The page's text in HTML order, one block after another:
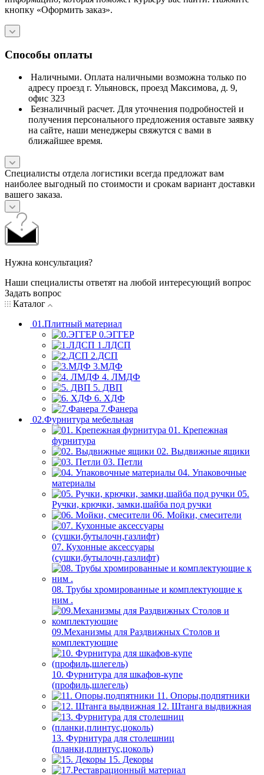
кнопку «Оформить заказ».
Способы оплаты
Наличными. Оплата наличными возможна только по
адресу проезд г. Ульяновск, проезд Максимова, д. 9,
офис 323
Безналичный расчет. Для уточнения подробностей и
получения персонального предложения оставьте заявку
на сайте, наши менеджеры свяжутся с вами в
ближайшее время.
Специалисты отдела логистики всегда предложат вам
наиболее выгодный по стоимости и срокам вариант доставки
вашего заказа.
Нужна консультация?
Наши специалисты ответят на любой интересующий вопрос
Задать вопрос
Каталог
01.Плитный материал
0.ЭГГЕР
1.ЛДСП
2.ДСП
3.МДФ
4. ЛМДФ
5. ДВП
6. ХДФ
7.Фанера
02.Фурнитура мебельная
01. Крепежная
фурнитура
02. Выдвижные ящики
03. Петли
04. Упаковочные
материалы
05.
Ручки, крючки, замки,шайба под ручки
06. Мойки, смесители
07. Кухонные аксессуары
(сушки,бутылочн,газлифт)
08. Трубы хромированные и комплектующие к
ним .
09.Механизмы для Раздвижных Столов и
комплектующие
10. Фурнитура для шкафов-купе
(профиль,шлегель)
11. Опоры,подпятники
12. Штанга выдвижная
13. Фурнитура для столешниц
(планки,плинтус,цоколь)
15. Декоры